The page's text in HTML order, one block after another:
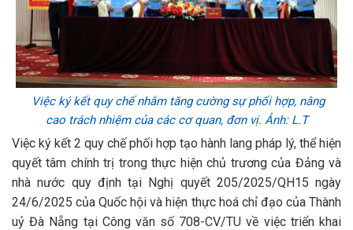
Việc ký kết quy chế nhằm tăng cường sự phối hợp, nâng
cao trách nhiệm của các cơ quan, đơn vị. Ảnh: L.T
Việc ký kết 2 quy chế phối hợp tạo hành lang pháp lý, thể hiện
quyết tâm chính trị trong thực hiện chủ trương của Đảng và
nhà nước quy định tại Nghị quyết 205/2025/QH15 ngày
24/6/2025 của Quốc hội và hiện thực hoá chỉ đạo của Thành
uỷ Đà Nẵng tại Công văn số 708-CV/TU về việc triển khai